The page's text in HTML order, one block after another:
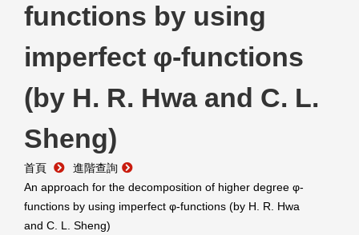
資料調閱申請
管理者登入
functions by using
imperfect φ-functions
(by H. R. Hwa and C. L.
Sheng)
首頁
進階查詢
An approach for the decomposition of higher degree φ-
functions by using imperfect φ-functions (by H. R. Hwa
and C. L. Sheng)